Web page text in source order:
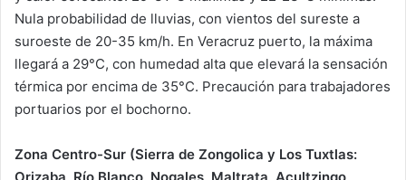
Nula probabilidad de lluvias, con vientos del sureste a
suroeste de 20-35 km/h. En Veracruz puerto, la máxima
llegará a 29°C, con humedad alta que elevará la sensación
térmica por encima de 35°C. Precaución para trabajadores
portuarios por el bochorno.
Zona Centro-Sur (Sierra de Zongolica y Los Tuxtlas: